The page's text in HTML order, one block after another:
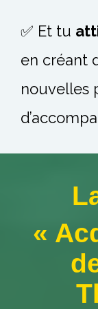
✅ Et tu
en créant
nouvelles
«